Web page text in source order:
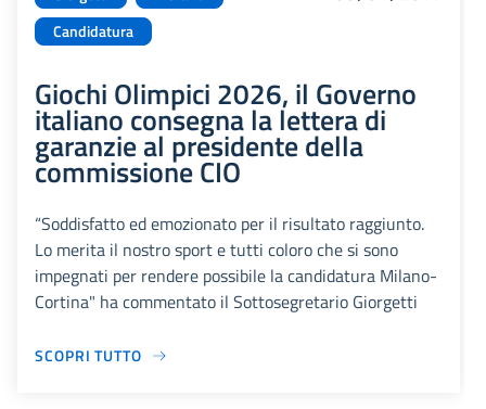
Candidatura
Giochi Olimpici 2026, il Governo
italiano consegna la lettera di
garanzie al presidente della
commissione CIO
“Soddisfatto ed emozionato per il risultato raggiunto.
Lo merita il nostro sport e tutti coloro che si sono
impegnati per rendere possibile la candidatura Milano-
Cortina" ha commentato il Sottosegretario Giorgetti
SCOPRI TUTTO